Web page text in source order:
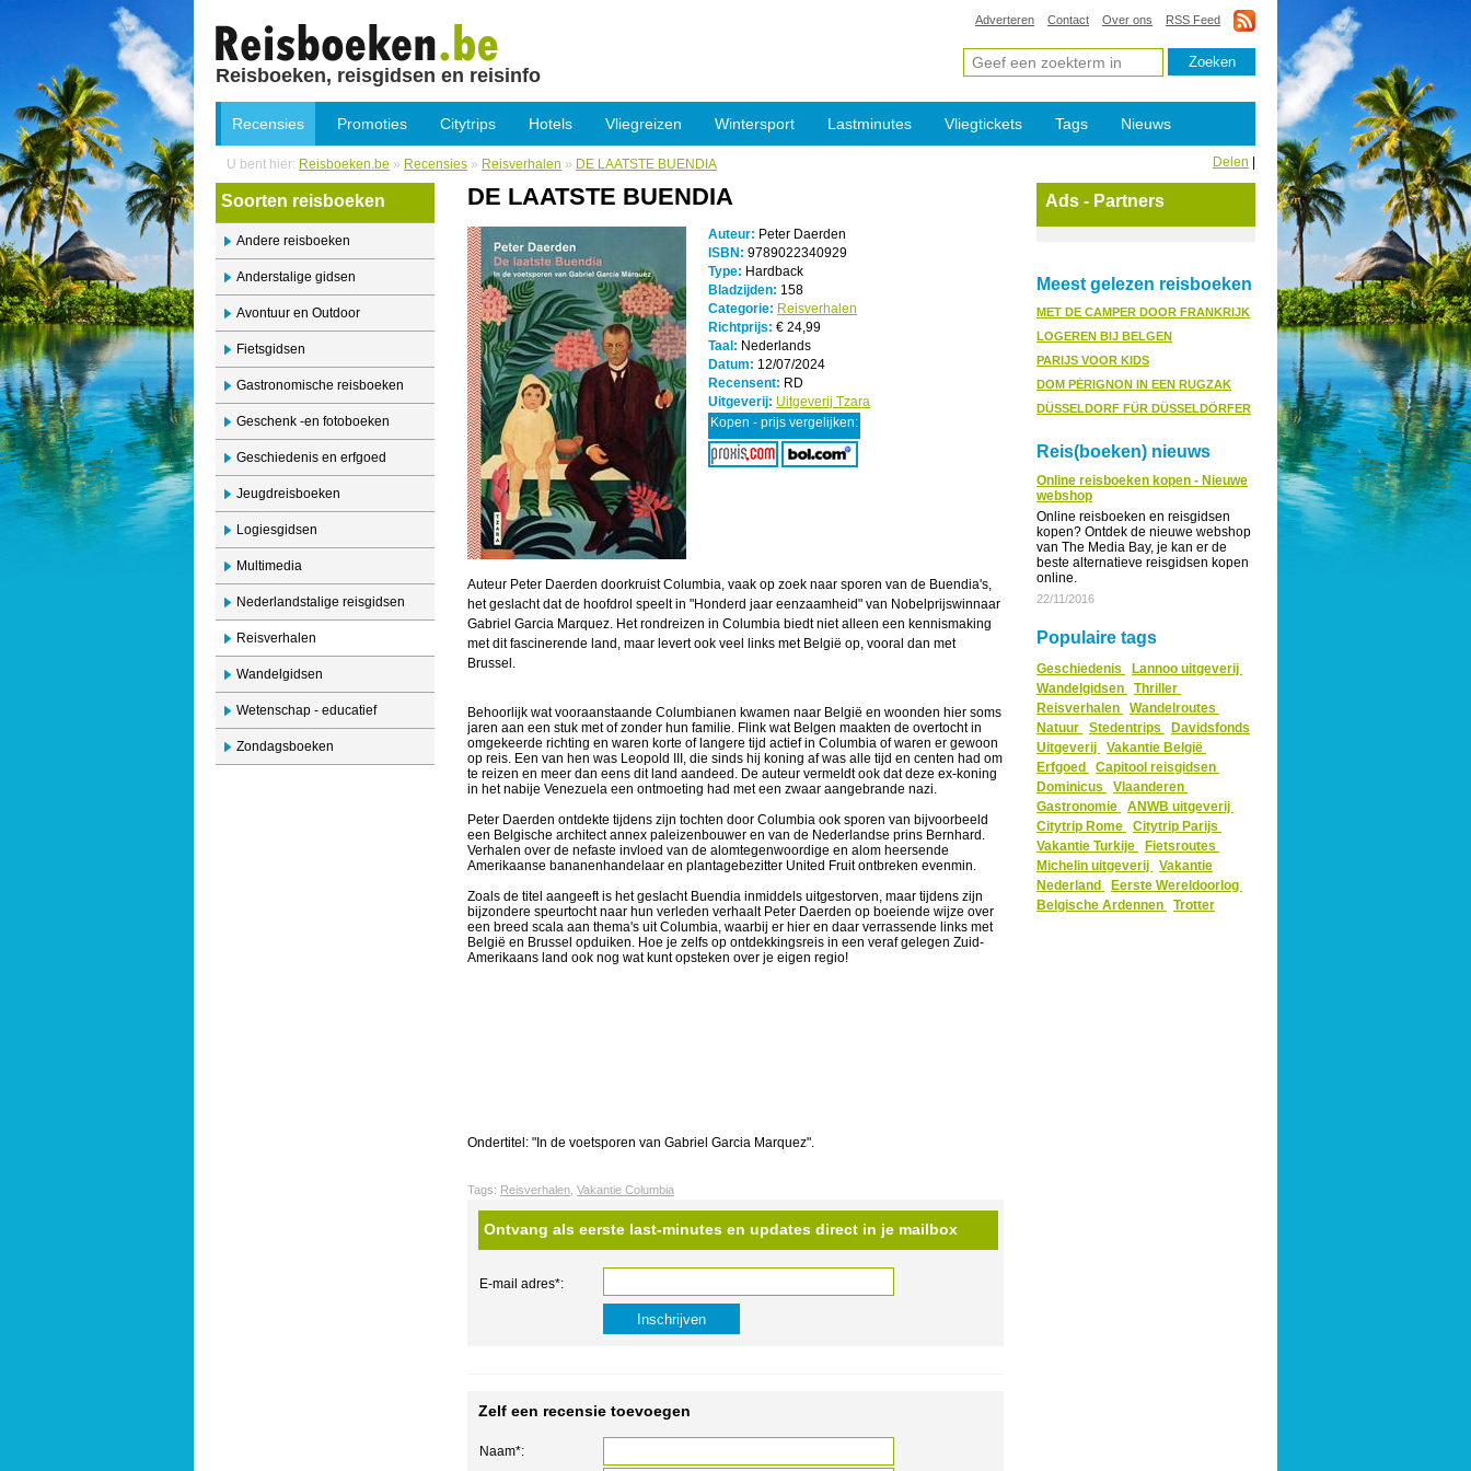
Reisboeken, reisgidsen en reisinfo
Adverteren Contact Over ons RSS Feed
Recensies Promoties Citytrips Hotels Vliegreizen Wintersport Lastminutes Vliegtickets Tags Nieuws
U bent hier: Reisboeken.be » Recensies » Reisverhalen » DE LAATSTE BUENDIA Delen
Soorten reisboeken
Andere reisboeken
Anderstalige gidsen
Avontuur en Outdoor
Fietsgidsen
Gastronomische reisboeken
Geschenk -en fotoboeken
Geschiedenis en erfgoed
Jeugdreisboeken
Logiesgidsen
Multimedia
Nederlandstalige reisgidsen
Reisverhalen
Wandelgidsen
Wetenschap - educatief
Zondagsboeken
DE LAATSTE BUENDIA
Auteur: Peter Daerden
ISBN: 9789022340929
Type: Hardback
Bladzijden: 158
Categorie: Reisverhalen
Richtprijs: € 24,99
Taal: Nederlands
Datum: 12/07/2024
Recensent: RD
Uitgeverij: Uitgeverij Tzara
Kopen - prijs vergelijken:
Auteur Peter Daerden doorkruist Columbia, vaak op zoek naar sporen van de Buendia's,
het geslacht dat de hoofdrol speelt in "Honderd jaar eenzaamheid" van Nobelprijswinnaar
Gabriel Garcia Marquez. Het rondreizen in Columbia biedt niet alleen een kennismaking
met dit fascinerende land, maar levert ook veel links met België op, vooral dan met
Brussel.
Behoorlijk wat vooraanstaande Columbianen kwamen naar België en woonden hier soms
jaren aan een stuk met of zonder hun familie. Flink wat Belgen maakten de overtocht in
omgekeerde richting en waren korte of langere tijd actief in Columbia of waren er gewoon
op reis. Een van hen was Leopold III, die sinds hij koning af was alle tijd en centen had om
te reizen en meer dan eens dit land aandeed. De auteur vermeldt ook dat deze ex-koning
in het nabije Venezuela een ontmoeting had met een zwaar aangebrande nazi.
Peter Daerden ontdekte tijdens zijn tochten door Columbia ook sporen van bijvoorbeeld
een Belgische architect annex paleizenbouwer en van de Nederlandse prins Bernhard.
Verhalen over de nefaste invloed van de alomtegenwoordige en alom heersende
Amerikaanse bananenhandelaar en plantagebezitter United Fruit ontbreken evenmin.
Zoals de titel aangeeft is het geslacht Buendia inmiddels uitgestorven, maar tijdens zijn
bijzondere speurtocht naar hun verleden verhaalt Peter Daerden op boeiende wijze over
een breed scala aan thema's uit Columbia, waarbij er hier en daar verrassende links met
België en Brussel opduiken. Hoe je zelfs op ontdekkingsreis in een veraf gelegen Zuid-
Amerikaans land ook nog wat kunt opsteken over je eigen regio!
Ondertitel: "In de voetsporen van Gabriel Garcia Marquez".
Tags: Reisverhalen Vakantie Columbia
Ontvang als eerste last-minutes en updates direct in je mailbox
E-mail adres*:
Zelf een recensie toevoegen
Naam*:
Ads - Partners
Meest gelezen reisboeken
MET DE CAMPER DOOR FRANKRIJK
LOGEREN BIJ BELGEN
PARIJS VOOR KIDS
DOM PÉRIGNON IN EEN RUGZAK
DÜSSELDORF FÜR DÜSSELDÖRFER
Reis(boeken) nieuws
Online reisboeken kopen - Nieuwe
webshop
Online reisboeken en reisgidsen
kopen? Ontdek de nieuwe webshop
van The Media Bay, je kan er de
beste alternatieve reisgidsen kopen
online.
22/11/2016
Populaire tags
Geschiedenis
Lannoo uitgeverij
Wandelgidsen
Thriller
Reisverhalen
Wandelroutes
Natuur
Stedentrips
Davidsfonds
Uitgeverij
Vakantie België
Erfgoed
Capitool reisgidsen
Dominicus
Vlaanderen
Gastronomie
ANWB uitgeverij
Citytrip Rome
Citytrip Parijs
Vakantie Turkije
Fietsroutes
Michelin uitgeverij
Vakantie
Nederland
Eerste Wereldoorlog
Belgische Ardennen
Trotter